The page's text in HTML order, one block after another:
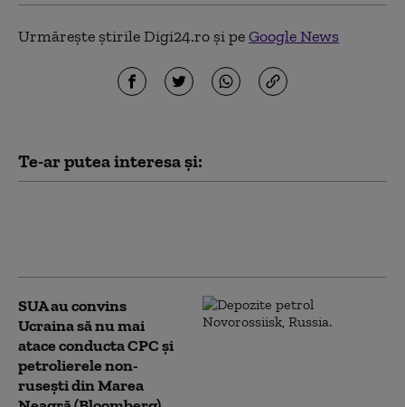
Urmărește știrile Digi24.ro și peGoogle News
Te-ar putea interesa și:
SUA au convins
Ucraina să nu mai
atace conducta CPC şi
petrolierele non-
ruseşti din Marea